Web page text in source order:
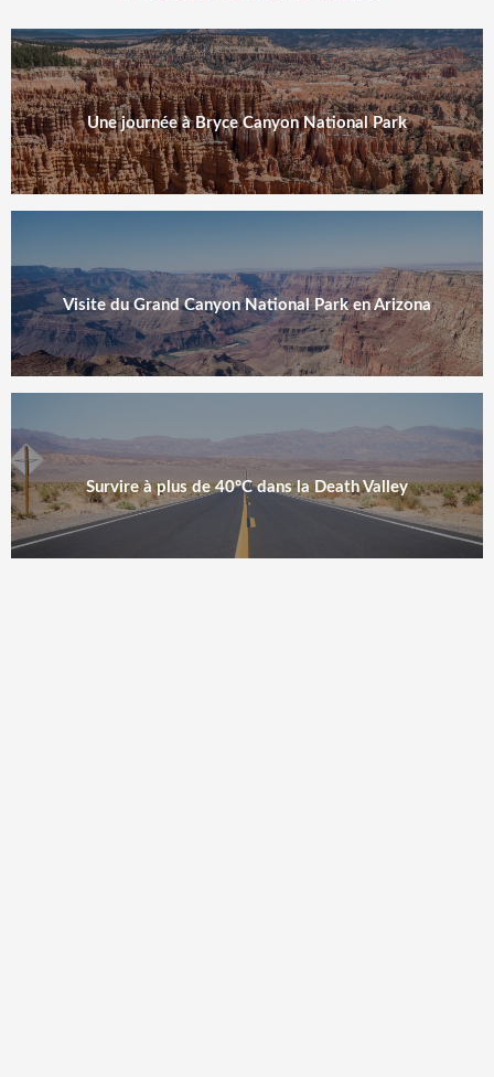
Une journée à Bryce Canyon National Park
Visite du Grand Canyon National Park en Arizona
Survire à plus de 40°C dans la Death Valley